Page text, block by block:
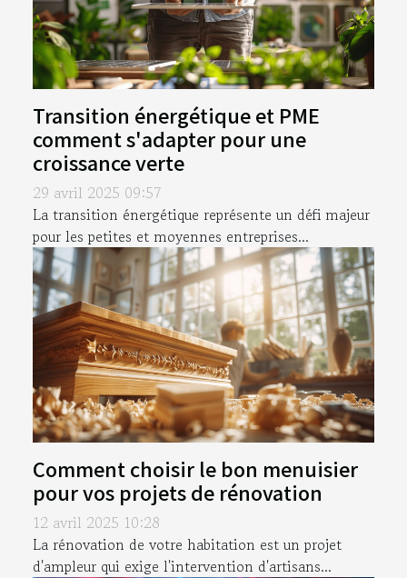
Transition énergétique et PME
comment s'adapter pour une
croissance verte
29 avril 2025 09:57
La transition énergétique représente un défi majeur
pour les petites et moyennes entreprises...
Comment choisir le bon menuisier
pour vos projets de rénovation
12 avril 2025 10:28
La rénovation de votre habitation est un projet
d'ampleur qui exige l'intervention d'artisans...